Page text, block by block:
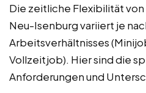
Die zeitliche Flexibilität
Neu-Isenburg variiert je
Arbeitsverhältnisses
Vollzeitjob). Hier sind die
Anforderungen und